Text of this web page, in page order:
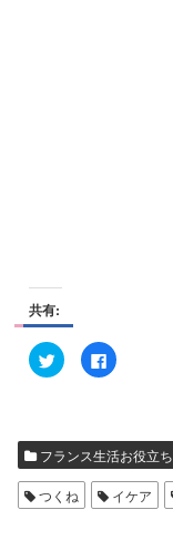
共有:
ク
リ
w
i
t
e
F
a
k
で
有
す
フランス生活お役立ち
つくね イケア